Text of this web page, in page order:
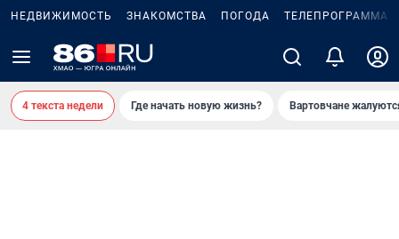
НЕДВИЖИМОСТЬ ЗНАКОМСТВА ПОГОДА ТЕЛЕПРОГРАММА
4 текста недели Где начать новую жизнь? Вартовчане